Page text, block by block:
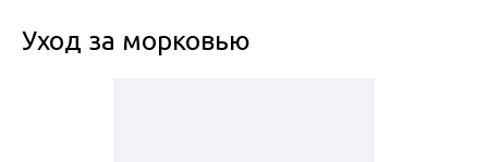
Уход за морковью